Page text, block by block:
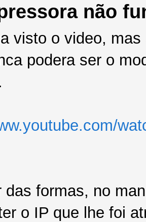
não
visto o video,
podera ser o
das formas, no
o IP que lhe foi